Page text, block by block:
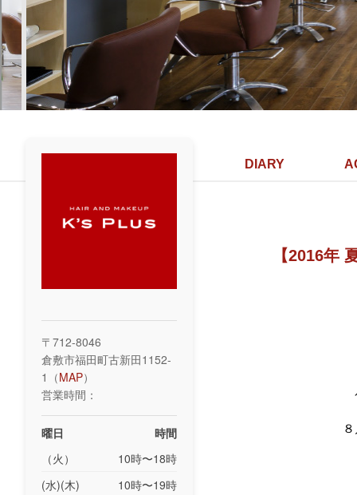
DIARY
【2016年
〒712-8046
倉敷市福田町古新田1152-
1（MAP）
営業時間：
曜日
時間
（火）
10時〜18時
(水)(木)
10時〜19時